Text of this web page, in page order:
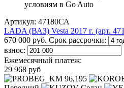
Артикул: 47180СА
LADA (ВАЗ) Vesta 2017 г. (арт.
670 000 руб. Срок рассрочки:
взнос:
Ежемесячный платеж:
29 968 руб
96,195